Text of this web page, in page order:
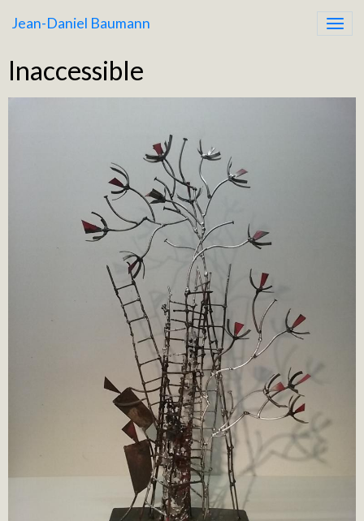
Jean-Daniel Baumann
Inaccessible